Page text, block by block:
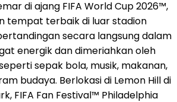
di ajang FIFA World Cup 2026™,
tempat terbaik di luar stadion
secara langsung dalam
energik dan dimeriahkan oleh
sepak bola, musik, makanan,
budaya. Berlokasi di Lemon Hill di
FIFA Fan Festival™ Philadelphia